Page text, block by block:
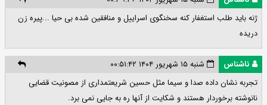
ژنه باید طلب استغفار کنه سخنگوی اسراییل و منافقین شده بی حیا ...پیره زن
دریده
ناشناس
شنبه ۱۵ شهریور ۱۴۰۴ ۰۰:۵۱:۴۲
تجربه نشان داده صدا و سیما مثل حسین شریعتمداری از مصونیت قضایی
نانوشته برخوردار هستند و شکایت از آنها ره به جایی نمی برد.